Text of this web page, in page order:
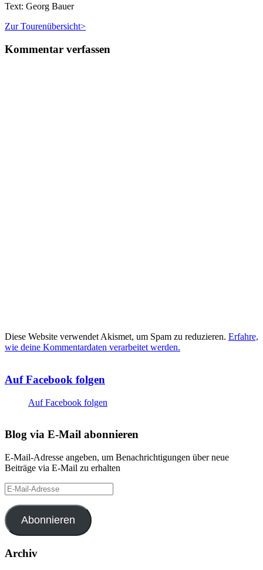
Text: Georg Bauer
Zur Tourenübersicht>
Kommentar verfassen
Diese Website verwendet Akismet, um Spam zu reduzieren. Erfahre,
wie deine Kommentardaten verarbeitet werden.
Auf Facebook folgen
Auf Facebook folgen
Blog via E-Mail abonnieren
E-Mail-Adresse angeben, um Benachrichtigungen über neue
Beiträge via E-Mail zu erhalten
E-
Mail-
Adresse
Abonnieren
Archiv